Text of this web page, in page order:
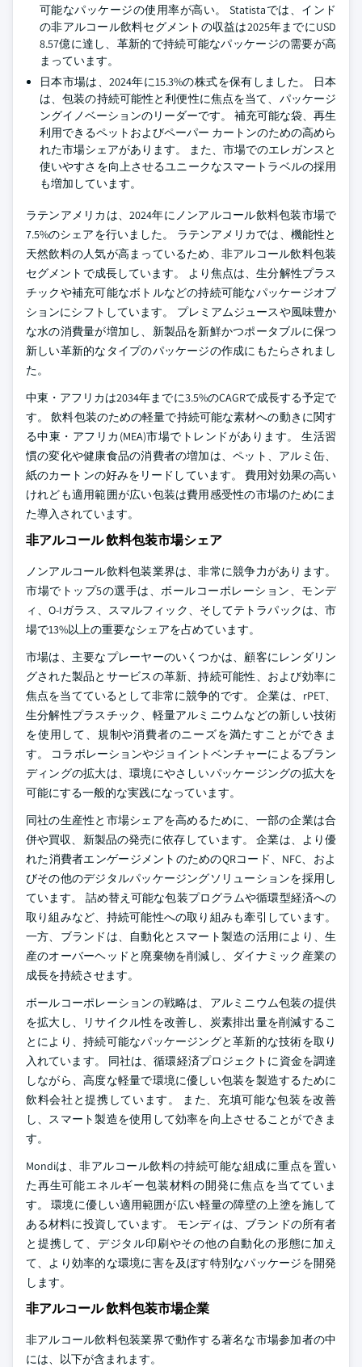
可能なパッケージの使用率が高い。 Statistaでは、インド
の非アルコール飲料セグメントの収益は2025年までにUSD
8.57億に達し、革新的で持続可能なパッケージの需要が高
まっています。
日本市場は、2024年に15.3%の株式を保有しました。 日本
は、包装の持続可能性と利便性に焦点を当て、パッケージ
ングイノベーションのリーダーです。 補充可能な袋、再生
利用できるペットおよびペーパー カートンのための高めら
れた市場シェアがあります。 また、市場でのエレガンスと
使いやすさを向上させるユニークなスマートラベルの採用
も増加しています。
ラテンアメリカは、2024年にノンアルコール飲料包装市場で
7.5%のシェアを行いました。 ラテンアメリカでは、機能性と
天然飲料の人気が高まっているため、非アルコール飲料包装
セグメントで成長しています。 より焦点は、生分解性プラス
チックや補充可能なボトルなどの持続可能なパッケージオプ
ションにシフトしています。 プレミアムジュースや風味豊か
な水の消費量が増加し、新製品を新鮮かつポータブルに保つ
新しい革新的なタイプのパッケージの作成にもたらされまし
た。
中東・アフリカは2034年までに3.5%のCAGRで成長する予定で
す。 飲料包装のための軽量で持続可能な素材への動きに関す
る中東・アフリカ(MEA)市場でトレンドがあります。 生活習
慣の変化や健康食品の消費者の増加は、ペット、アルミ缶、
紙のカートンの好みをリードしています。 費用対効果の高い
けれども適用範囲が広い包装は費用感受性の市場のためにま
た導入されています。
非アルコール 飲料包装市場シェア
ノンアルコール飲料包装業界は、非常に競争力があります。
市場でトップ5の選手は、ボールコーポレーション、モンデ
ィ、O-Iガラス、スマルフィック、そしてテトラパックは、市
場で13%以上の重要なシェアを占めています。
市場は、主要なプレーヤーのいくつかは、顧客にレンダリン
グされた製品とサービスの革新、持続可能性、および効率に
焦点を当てているとして非常に競争的です。 企業は、rPET、
生分解性プラスチック、軽量アルミニウムなどの新しい技術
を使用して、規制や消費者のニーズを満たすことができま
す。 コラボレーションやジョイントベンチャーによるブラン
ディングの拡大は、環境にやさしいパッケージングの拡大を
可能にする一般的な実践になっています。
同社の生産性と市場シェアを高めるために、一部の企業は合
併や買収、新製品の発売に依存しています。 企業は、より優
れた消費者エンゲージメントのためのQRコード、NFC、およ
びその他のデジタルパッケージングソリューションを採用し
ています。 詰め替え可能な包装プログラムや循環型経済への
取り組みなど、持続可能性への取り組みも牽引しています。
一方、ブランドは、自動化とスマート製造の活用により、生
産のオーバーヘッドと廃棄物を削減し、ダイナミック産業の
成長を持続させます。
ボールコーポレーションの戦略は、アルミニウム包装の提供
を拡大し、リサイクル性を改善し、炭素排出量を削減するこ
とにより、持続可能なパッケージングと革新的な技術を取り
入れています。 同社は、循環経済プロジェクトに資金を調達
しながら、高度な軽量で環境に優しい包装を製造するために
飲料会社と提携しています。 また、充填可能な包装を改善
し、スマート製造を使用して効率を向上させることができま
す。
Mondiは、非アルコール飲料の持続可能な組成に重点を置い
た再生可能エネルギー包装材料の開発に焦点を当てていま
す。 環境に優しい適用範囲が広い軽量の障壁の上塗を施して
ある材料に投資しています。 モンディは、ブランドの所有者
と提携して、デジタル印刷やその他の自動化の形態に加え
て、より効率的な環境に害を及ぼす特別なパッケージを開発
します。
非アルコール 飲料包装市場企業
非アルコール飲料包装業界で動作する著名な市場参加者の中
には、以下が含まれます。